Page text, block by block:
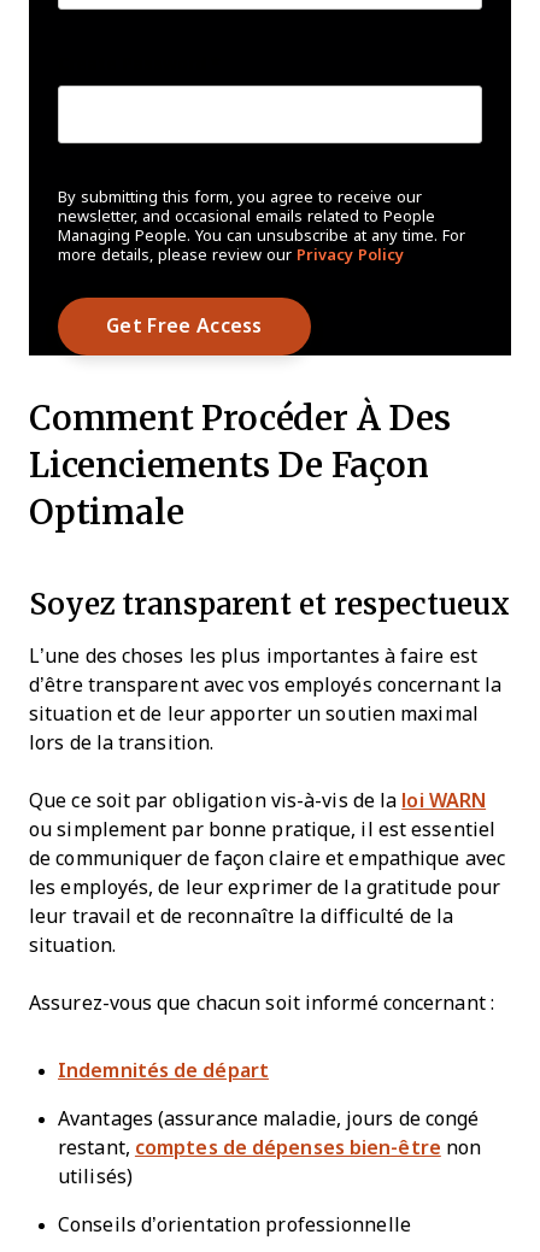
By submitting this form, you agree to receive our
newsletter, and occasional emails related to People
Managing People. You can unsubscribe at any time. For
more details, please review our Privacy Policy
Comment Procéder À Des
Licenciements De Façon
Optimale
Soyez transparent et respectueux
L’une des choses les plus importantes à faire est
d’être transparent avec vos employés concernant la
situation et de leur apporter un soutien maximal
lors de la transition.
Que ce soit par obligation vis-à-vis de la loi WARN
ou simplement par bonne pratique, il est essentiel
de communiquer de façon claire et empathique avec
les employés, de leur exprimer de la gratitude pour
leur travail et de reconnaître la difficulté de la
situation.
Assurez-vous que chacun soit informé concernant :
Indemnités de départ
Avantages (assurance maladie, jours de congé
restant, comptes de dépenses bien-être non
utilisés)
Conseils d’orientation professionnelle